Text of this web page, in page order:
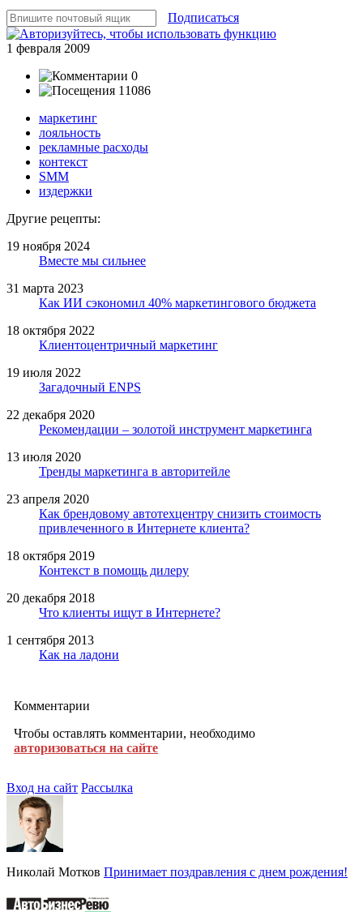
Подписаться
1 февраля 2009
0
11086
маркетинг
лояльность
рекламные расходы
контекст
SMM
издержки
Другие рецепты:
19 ноября 2024
Вместе мы сильнее
31 марта 2023
Как ИИ сэкономил 40% маркетингового бюджета
18 октября 2022
Клиентоцентричный маркетинг
19 июля 2022
Загадочный ENPS
22 декабря 2020
Рекомендации – золотой инструмент маркетинга
13 июля 2020
Тренды маркетинга в авторитейле
23 апреля 2020
Как брендовому автотехцентру снизить стоимость
привлеченного в Интернете клиента?
18 октября 2019
Контекст в помощь дилеру
20 декабря 2018
Что клиенты ищут в Интернете?
1 сентября 2013
Как на ладони
Комментарии
Чтобы оставлять комментарии, необходимо
авторизоваться на сайте
Вход на сайт Рассылка
Николай Мотков Принимает поздравления с днем рождения!